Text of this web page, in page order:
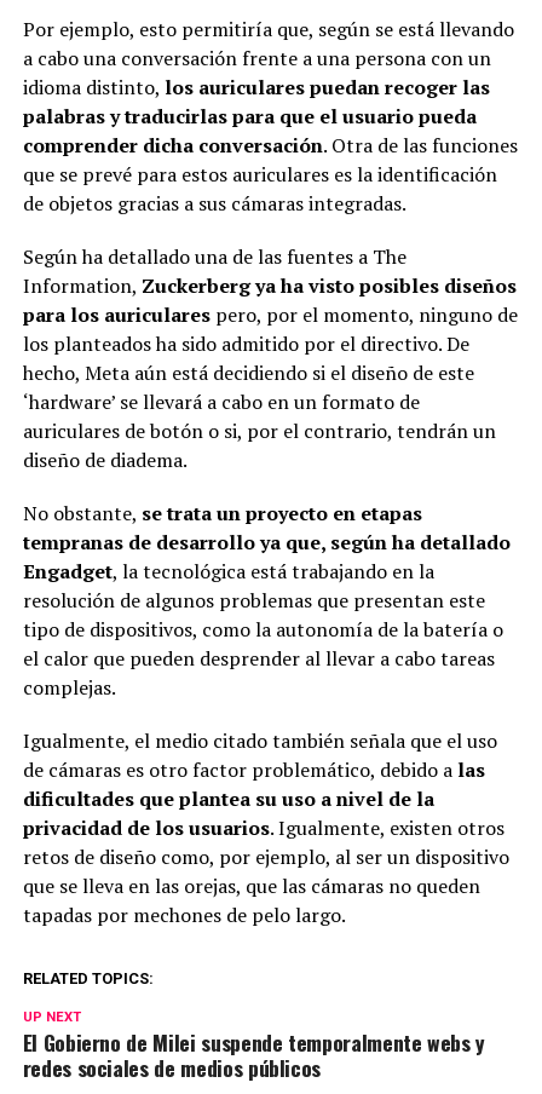
Por ejemplo, esto permitiría que, según se está llevando
a cabo una conversación frente a una persona con un
idioma distinto, los auriculares puedan recoger las
palabras y traducirlas para que el usuario pueda
comprender dicha conversación. Otra de las funciones
que se prevé para estos auriculares es la identificación
de objetos gracias a sus cámaras integradas.
Según ha detallado una de las fuentes a The
Information, Zuckerberg ya ha visto posibles diseños
para los auricularespero, por el momento, ninguno de
los planteados ha sido admitido por el directivo. De
hecho, Meta aún está decidiendo si el diseño de este
‘hardware’ se llevará a cabo en un formato de
auriculares de botón o si, por el contrario, tendrán un
diseño de diadema.
No obstante, se trata un proyecto en etapas
tempranas de desarrollo ya que, según ha detallado
Engadget, la tecnológica está trabajando en la
resolución de algunos problemas que presentan este
tipo de dispositivos, como la autonomía de la batería o
el calor que pueden desprender al llevar a cabo tareas
complejas.
Igualmente, el medio citado también señala que el uso
de cámaras es otro factor problemático, debido a las
dificultades que plantea su uso a nivel de la
privacidad de los usuarios. Igualmente, existen otros
retos de diseño como, por ejemplo, al ser un dispositivo
que se lleva en las orejas, que las cámaras no queden
tapadas por mechones de pelo largo.
RELATED TOPICS:
UP NEXT
El Gobierno de Milei suspende temporalmente webs y
redes sociales de medios públicos